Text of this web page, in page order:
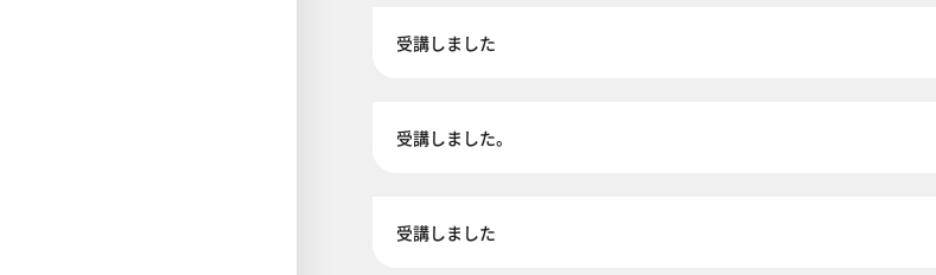
受講しました
受講しました。
受講しました